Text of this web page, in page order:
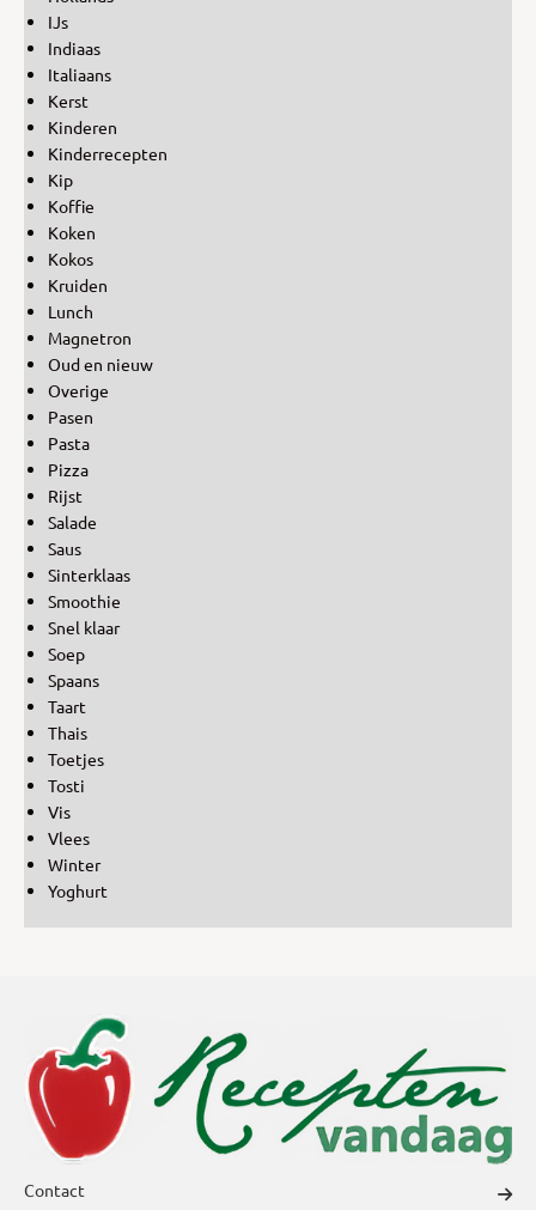
IJs
Indiaas
Italiaans
Kerst
Kinderen
Kinderrecepten
Kip
Koffie
Koken
Kokos
Kruiden
Lunch
Magnetron
Oud en nieuw
Overige
Pasen
Pasta
Pizza
Rijst
Salade
Saus
Sinterklaas
Smoothie
Snel klaar
Soep
Spaans
Taart
Thais
Toetjes
Tosti
Vis
Vlees
Winter
Yoghurt
Contact